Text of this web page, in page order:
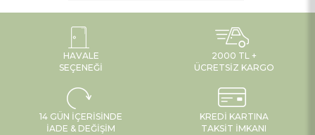
HAVALE
SEÇENEĞI
2000 TL +
ÜCRETSIZ KARGO
14 GÜN İÇERISINDE
İADE & DEĞIŞIM
KREDI KARTINA
TAKSIT İMKANI